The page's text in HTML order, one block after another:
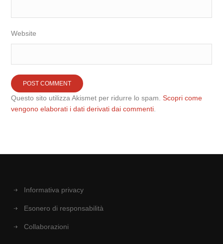
Website
Questo sito utilizza Akismet per ridurre lo spam.Scopri come
vengono elaborati i dati derivati dai commenti
Informativa privacy
Esonero di responsabilità
Collaborazioni